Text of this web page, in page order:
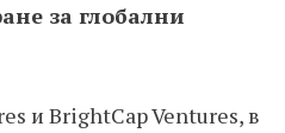
за глобални
и BrightCap Ventures, в